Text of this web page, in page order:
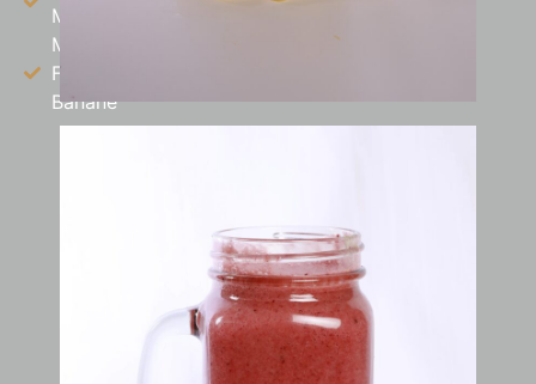
Menthe
Mangue
Fraise
Banane